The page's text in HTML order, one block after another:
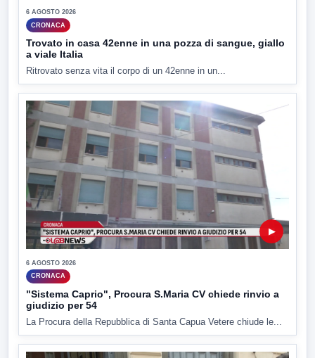
6 AGOSTO 2026
CRONACA
Trovato in casa 42enne in una pozza di sangue, giallo
a viale Italia
Ritrovato senza vita il corpo di un 42enne in un...
▶
6 AGOSTO 2026
CRONACA
"Sistema Caprio", Procura S.Maria CV chiede rinvio a
giudizio per 54
La Procura della Repubblica di Santa Capua Vetere chiude le...